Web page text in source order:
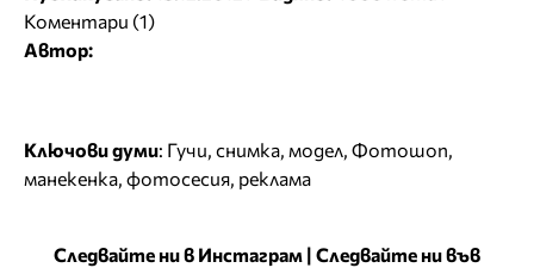
Коментари (1)
Автор:
Ключови думи: Гучи снимка модел Фотошоп
манекенка фотосесия реклама
Следвайте ни в Инстаграм | Следвайте ни във